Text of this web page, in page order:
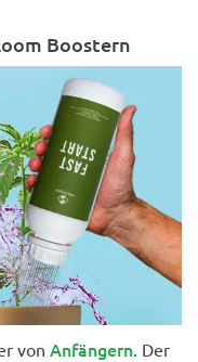
Boostern
von Anfängern . Der